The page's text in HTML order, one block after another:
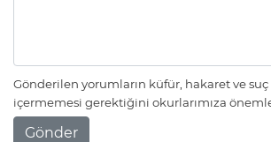
Gönderilen yorumların küfür, hakaret ve
içermemesi gerektiğini okurlarımıza önemle
Gönder